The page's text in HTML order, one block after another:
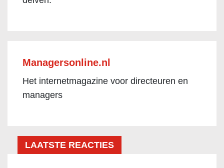
Managersonline.nl
Het internetmagazine voor directeuren en
managers
LAATSTE REACTIES